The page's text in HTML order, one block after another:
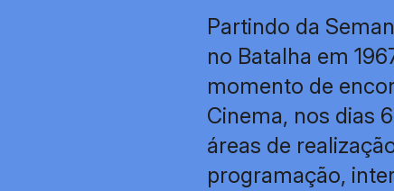
Partindo da
no Batalha em
momento de
Cinema, nos dias
áreas de
programação,